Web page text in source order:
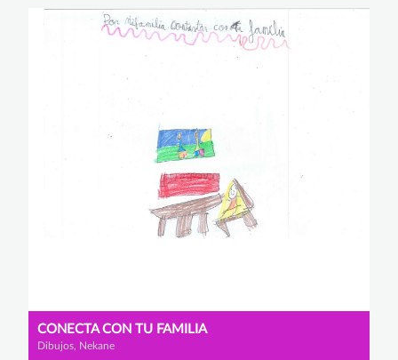
CONECTA CON TU FAMILIA
Dibujos, Nekane